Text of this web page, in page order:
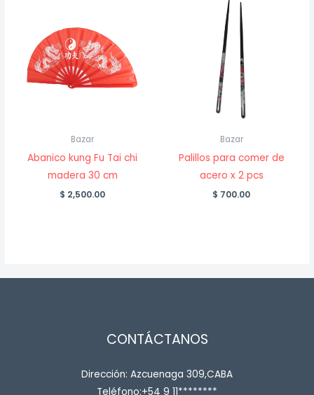
Bazar
Abanico kung Fu Tai chi
madera 30 cm
$ 2,500.00
Bazar
Palillos para comer de
acero x 2 pcs
$ 700.00
CONTÁCTANOS
Dirección: Azcuenaga 309,CABA
Teléfono:+54 9 11********